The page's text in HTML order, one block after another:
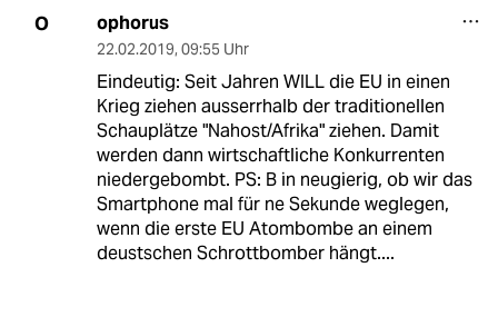
O ophorus
22.02.2019, 09:55 Uhr
Eindeutig: Seit Jahren WILL die EU in einen
Krieg ziehen ausserrhalb der traditionellen
Schauplätze "Nahost/Afrika" ziehen. Damit
werden dann wirtschaftliche Konkurrenten
niedergebombt. PS: B in neugierig, ob wir das
Smartphone mal für ne Sekunde weglegen,
wenn die erste EU Atombombe an einem
deustschen Schrottbomber hängt....